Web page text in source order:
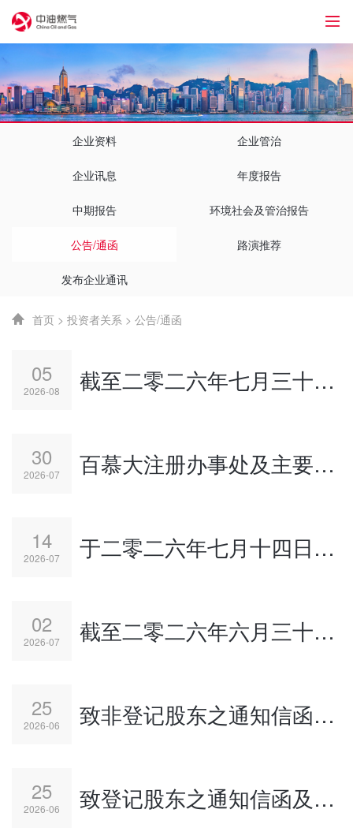
企业资料 企业管治
企业讯息 年度报告
中期报告 环境社会及管治报告
公告/通函 路演推荐
发布企业通讯
首页 > 投资者关系 > 公告/通函
05
2026-08 截至二零二六年七月三十一日止月份股份发行人的证券变动月报表
30
2026-07 百慕大注册办事处及主要股份过户登记处之地址变更
14
2026-07 于二零二六年七月十四日举行之股东特别大会投票结果
02
2026-07 截至二零二六年六月三十日止月份股份发行人的证券变动月报表
25
2026-06 致非登记股东之通知信函及回条 - 公司通讯之发布通知
25
2026-06 致登记股东之通知信函及回条 - 公司通讯之发布通知